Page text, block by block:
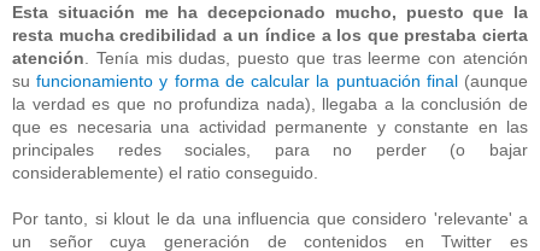
Esta situación me ha decepcionado mucho, puesto que la
resta mucha credibilidad a un índice a los que prestaba cierta
atención. Tenía mis dudas, puesto que tras leerme con atención
sufuncionamiento y forma de calcular la puntuación final(aunque
la verdad es que no profundiza nada), llegaba a la conclusión de
que es necesaria una actividad permanente y constante en las
principales redes sociales, para no perder (o bajar
considerablemente) el ratio conseguido.
Por tanto, si klout le da una influencia que considero 'relevante' a
un señor cuya generación de contenidos en Twitter es